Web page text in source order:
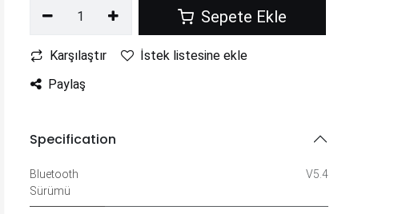
Sepete Ekle
Karşılaştır
İstek listesine ekle
Paylaş
Specification
Bluetooth
Sürümü
V5.4